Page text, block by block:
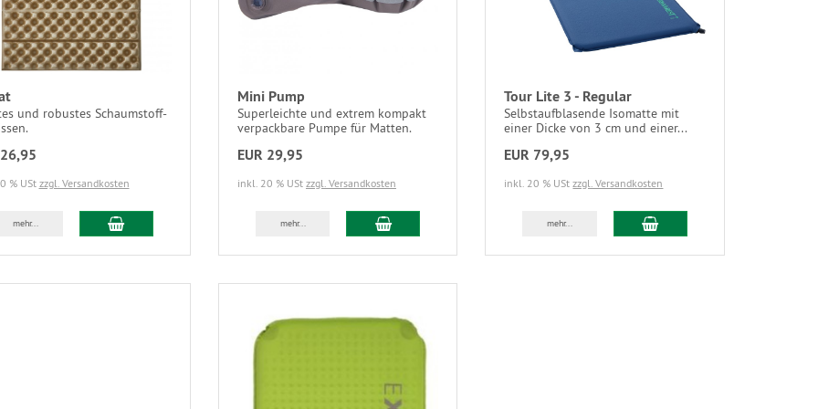
und robustes Schaumstoff-
% UStzzgl. Versandkosten
mehr...
Mini Pump
Superleichte und extrem kompakt
verpackbare Pumpe für Matten.
EUR 29,95
inkl. 20 % USt zzgl. Versandkosten
mehr...
Tour Lite 3 - Regular
Selbstaufblasende Isomatte mit
einer Dicke von 3 cm und einer...
EUR 79,95
inkl. 20 % UStzzgl. Versandkosten
mehr...